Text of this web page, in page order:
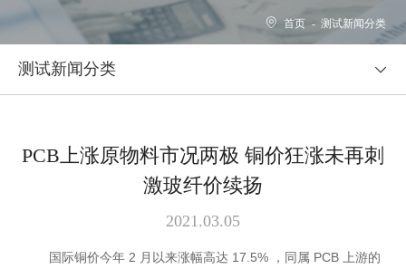
首页 - 测试新闻分类
测试新闻分类
PCB上涨原物料市况两极 铜价狂涨未再刺
激玻纤价续扬
2021.03.05
国际铜价今年 2 月以来涨幅高达 17.5% ，同属 PCB 上游的